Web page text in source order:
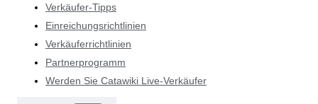
Verkäufer-Tipps
Einreichungsrichtlinien
Verkäuferrichtlinien
Partnerprogramm
Werden Sie Catawiki Live-Verkäufer